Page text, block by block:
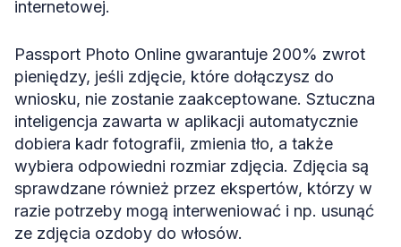
internetowej.
Passport Photo Online gwarantuje 200% zwrot
pieniędzy, jeśli zdjęcie, które dołączysz do
wniosku, nie zostanie zaakceptowane. Sztuczna
inteligencja zawarta w aplikacji automatycznie
dobiera kadr fotografii, zmienia tło, a także
wybiera odpowiedni rozmiar zdjęcia. Zdjęcia są
sprawdzane również przez ekspertów, którzy w
razie potrzeby mogą interweniować i np. usunąć
ze zdjęcia ozdoby do włosów.